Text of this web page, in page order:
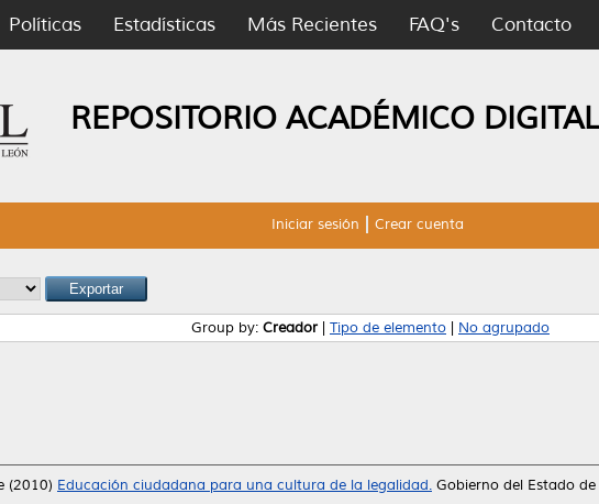
Políticas Estadísticas Más Recientes FAQ's Contacto
REPOSITORIO ACADÉMICO DIGITAL
Iniciar sesión Crear cuenta
Group by: Creador Tipo de elemento No agrupado
(2010) Educación ciudadana para una cultura de la legalidad. Gobierno del Estado